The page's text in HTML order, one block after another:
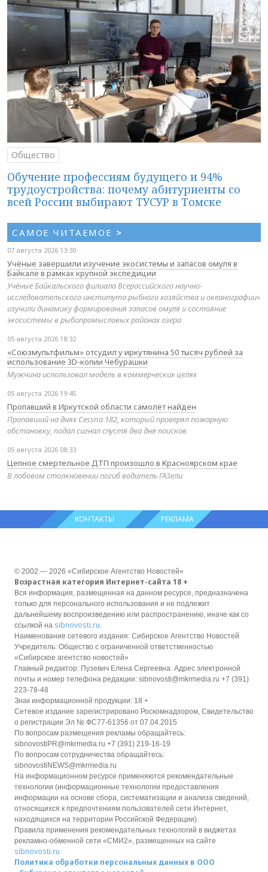
Общество
Обучение профессиям будущего и 94%
трудоустройства: почему абитуриенты со
всей России выбирают ТУСУР в Томске
САМОЕ ЧИТАЕМОЕ >
07 августа 2026 13:30
Учёные завершили изучение экосистемы и запасов омуля в
Байкале в рамках крупной экспедиции
Учёные Байкальского филиала Всероссийского научно-
исследовательского института рыбного хозяйства и океанографии»
изучили динамику формирования запасов омуля и состояние
экосистемы в рыбопромысловых районах озера
05 августа 2026 18:32
«Союзмультфильм» отсудил у иркутянина 50 тысяч рублей за
использование 3D-копии Чебурашки
Мужчина использовал модель в коммерческих целях
05 августа 2026 19:45
Пропавший в Иркутской области самолёт найден
Пропавший на днях Cessna 182, который проверял пожарную
обстановку, подал сигнал спустя два дня поисков
05 августа 2026 08:33
Цепное смертельное ДТП произошло в Красноярском крае
В лобовом столкновении погиб водитель ГАЗели
КОНТАКТЫ РЕКЛАМА
© 2002 — 2026 «Сибирское Агентство Новостей»
Возрастная категория Интернет-сайта 18 +
Вся информация, размещенная на данном ресурсе, предназначена
только для персонального использования и не подлежит
дальнейшему воспроизведению или распространению, иначе как со
ссылкой на sibnovosti.ru
Наименование сетевого издания: Сибирское Агентство Новостей
Учредитель: Общество с ограниченной ответственностью
«Сибирское агентство новостей»
Главный редактор: Пузевич Елена Сергеевна. Адрес электронной
почты и номер телефона редакции: sibnovosti@mkrmedia.ru +7 (391)
223-78-48
Знак информационной продукции: 18 +
Сетевое издание зарегистрировано Роскомнадзором, Свидетельство
о регистрации Эл № ФС77-61356 от 07.04.2015
По вопросам размещения рекламы обращайтесь:
sibnovostiPR@mkrmedia.ru +7 (391) 219-16-19
По вопросам сотрудничества обращайтесь:
sibnovostiNEWS@mkrmedia.ru
На информационном ресурсе применяются рекомендательные
технологии (информационные технологии предоставления
информации на основе сбора, систематизации и анализа сведений,
относящихся к предпочтениям пользователей сети Интернет,
находящихся на территории Российской Федерации).
Правила применения рекомендательных технологий в виджетах
рекламно-обменной сети «СМИ2», размещенных на сайте
sibnovosti.ru
Политика обработки персональных данных в ООО